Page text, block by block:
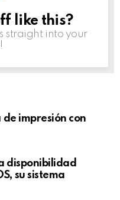
like this?
straight into your
impresión con
disponibilidad
su sistema